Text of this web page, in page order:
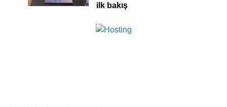
ilk bakış